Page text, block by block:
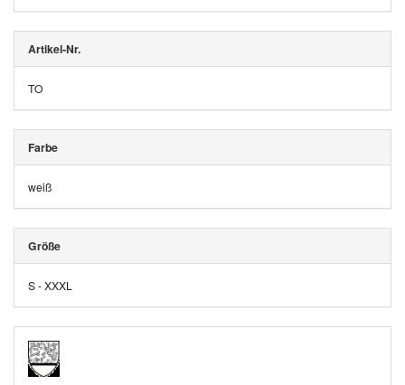
Artikel-Nr.
TO
Farbe
weiß
Größe
S - XXXL